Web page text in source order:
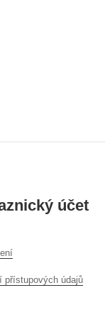
účet
přístupových údajů